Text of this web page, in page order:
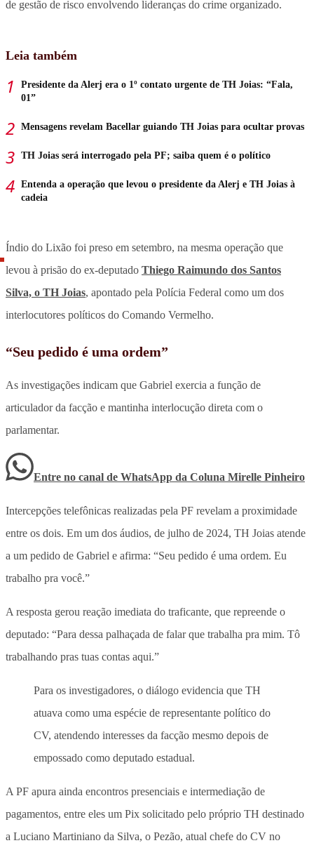
de gestão de risco envolvendo lideranças do crime organizado.
Leia também
Presidente da Alerj era o 1º contato urgente de TH Joias: “Fala,
01”
Mensagens revelam Bacellar guiando TH Joias para ocultar provas
TH Joias será interrogado pela PF; saiba quem é o político
Entenda a operação que levou o presidente da Alerj e TH Joias à
cadeia
Índio do Lixão foi preso em setembro, na mesma operação que
levou à prisão do ex-deputado Thiego Raimundo dos Santos
Silva, o TH Joias, apontado pela Polícia Federal como um dos
interlocutores políticos do Comando Vermelho.
“Seu pedido é uma ordem”
As investigações indicam que Gabriel exercia a função de
articulador da facção e mantinha interlocução direta com o
parlamentar.
Entre no canal de WhatsApp da Coluna Mirelle Pinheiro
Intercepções telefônicas realizadas pela PF revelam a proximidade
entre os dois. Em um dos áudios, de julho de 2024, TH Joias atende
a um pedido de Gabriel e afirma: “Seu pedido é uma ordem. Eu
trabalho pra você.”
A resposta gerou reação imediata do traficante, que repreende o
deputado: “Para dessa palhaçada de falar que trabalha pra mim. Tô
trabalhando pras tuas contas aqui.”
Para os investigadores, o diálogo evidencia que TH
atuava como uma espécie de representante político do
CV, atendendo interesses da facção mesmo depois de
empossado como deputado estadual.
A PF apura ainda encontros presenciais e intermediação de
pagamentos, entre eles um Pix solicitado pelo próprio TH destinado
a Luciano Martiniano da Silva, o Pezão, atual chefe do CV no